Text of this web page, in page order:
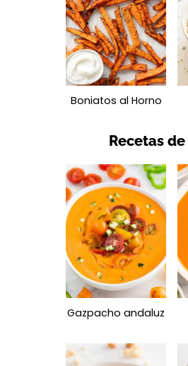
Boniatos al Horno
Recetas
Gazpacho andaluz